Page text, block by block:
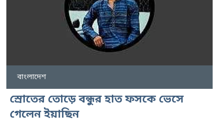
বাংলাদেশ
স্রোতের তোড়ে বন্ধুর হাত ফসকে ভেসে
গেলেন ইয়াছিন